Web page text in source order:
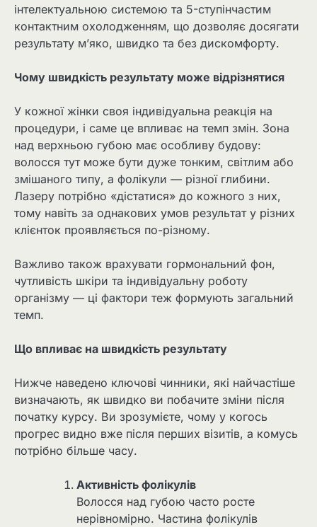
інтелектуальною системою та 5-ступінчастим
контактним охолодженням, що дозволяє досягати
результату м’яко, швидко та без дискомфорту.
Чому швидкість результату може відрізнятися
У кожної жінки своя індивідуальна реакція на
процедури, і саме це впливає на темп змін. Зона
над верхньою губою має особливу будову:
волосся тут може бути дуже тонким, світлим або
змішаного типу, а фолікули — різної глибини.
Лазеру потрібно «дістатися» до кожного з них,
тому навіть за однакових умов результат у різних
клієнток проявляється по-різному.
Важливо також врахувати гормональний фон,
чутливість шкіри та індивідуальну роботу
організму — ці фактори теж формують загальний
темп.
Що впливає на швидкість результату
Нижче наведено ключові чинники, які найчастіше
визначають, як швидко ви побачите зміни після
початку курсу. Ви зрозумієте, чому у когось
прогрес видно вже після перших візитів, а комусь
потрібно більше часу.
Активність фолікулів
Волосся над губою часто росте
нерівномірно. Частина фолікулів